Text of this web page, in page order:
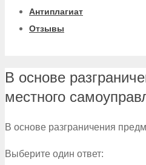
Антиплагиат
Отзывы
В основе
местного
В основе разграничения
Выберите один ответ: